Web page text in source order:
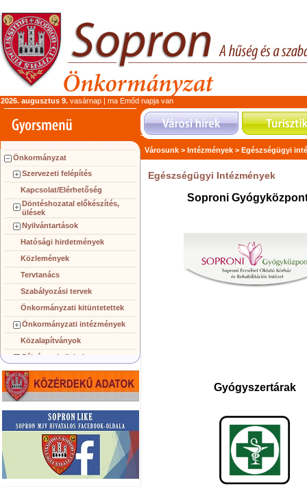
2026. augusztus 9. vasárnap | ma Emőd napja van
Önkormányzat
Szervezeti felépítés
Kapcsolat/Elérhetőség
Döntéshozatal előkészítés,
ülések
Nyilvántartások
Hatósági hirdetmények
Közlemények
Tervtanács
Szabályozási tervek
Önkormányzati kitüntetettek
Önkormányzati intézmények
Közalapítványok
Pályázatok, licitek
Koncepciók, tervezetek
Településképi követelmények
Közérdekű információk
Testvérvárosok
Városunk > Intézmények > Egészségügyi
Egészségügyi Intézmények
Soproni
Gyógyszertárak